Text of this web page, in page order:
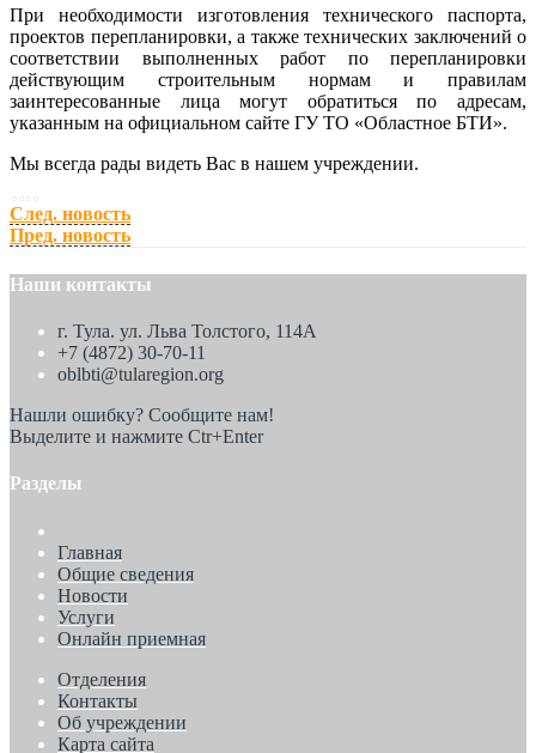
При необходимости изготовления технического паспорта,
проектов перепланировки, а также технических заключений о
соответствии выполненных работ по перепланировки
действующим строительным нормам и правилам
заинтересованные лица могут обратиться по адресам,
указанным на официальном сайте ГУ ТО «Областное БТИ».
Мы всегда рады видеть Вас в нашем учреждении.
След. новость
Пред. новость
Наши контакты
г. Тула. ул. Льва Толстого, 114А
+7 (4872) 30-70-11
oblbti@tularegion.org
Нашли ошибку? Сообщите нам!
Выделите и нажмите Ctr+Enter
Разделы
Главная
Общие сведения
Новости
Услуги
Онлайн приемная
Отделения
Контакты
Об учреждении
Карта сайта